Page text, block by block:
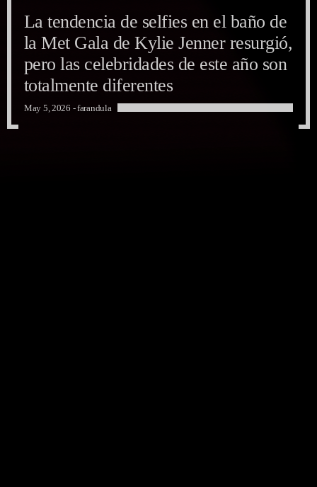
La tendencia de selfies en el baño de
la Met Gala de Kylie Jenner resurgió,
pero las celebridades de este año son
totalmente diferentes
May 5, 2026 -farandula